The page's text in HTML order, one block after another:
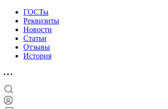
ГОСТы
Реквизиты
Новости
Статьи
Отзывы
История